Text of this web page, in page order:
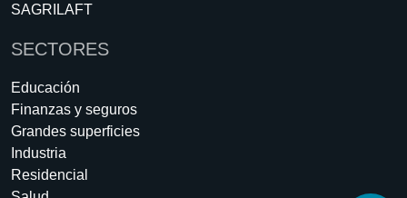
SAGRILAFT
SECTORES
Educación
Finanzas y seguros
Grandes superficies
Industria
Residencial